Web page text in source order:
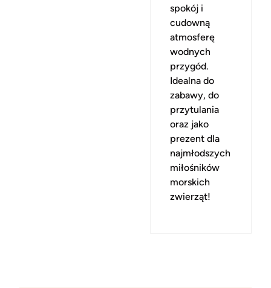
spokój i
cudowną
atmosferę
wodnych
przygód.
Idealna do
zabawy, do
przytulania
oraz jako
prezent dla
najmłodszych
miłośników
morskich
zwierząt!